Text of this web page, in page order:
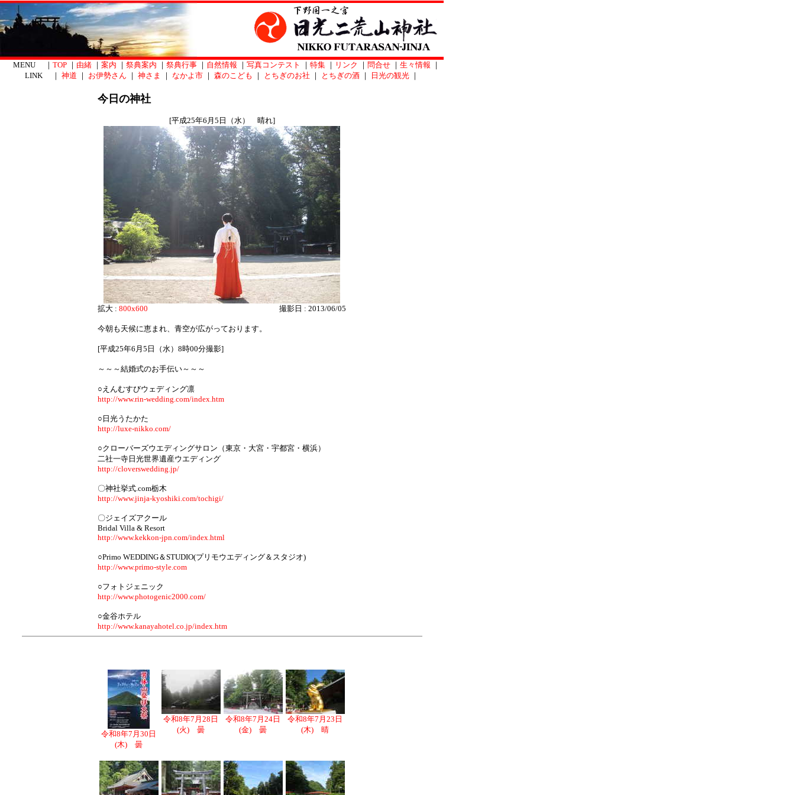
MENU ｜ TOP ｜ 由緒 ｜ 案内 ｜ 祭典案内 ｜ 祭典行事 ｜ 自然情報 ｜ 写真コンテスト ｜ 特集 ｜ リンク ｜ 問合せ ｜ 生々情報 ｜
LINK ｜ 神道 ｜ お伊勢さん ｜ 神さま ｜ なかよ市 ｜ 森のこども ｜ とちぎのお社 ｜ とちぎの酒 ｜ 日光の観光 ｜
今日の神社
[平成25年6月5日（水） 晴れ]
拡大 : 800x600 撮影日 : 2013/06/05
今朝も天候に恵まれ、青空が広がっております。
[平成25年6月5日（水）8時00分撮影]
～～～結婚式のお手伝い～～～
○えんむすびウェディング凛
http://www.rin-wedding.com/index.htm
○日光うたかた
http://luxe-nikko.com/
○クローバーズウエディングサロン（東京・大宮・宇都宮・横浜）
二社一寺日光世界遺産ウエディング
http://cloverswedding.jp/
〇神社挙式.com栃木
http://www.jinja-kyoshiki.com/tochigi/
〇ジェイズアクール
Bridal Villa & Resort
http://www.kekkon-jpn.com/index.html
○Primo WEDDING＆STUDIO(プリモウエディング＆スタジオ)
http://www.primo-style.com
○フォトジェニック
http://www.photogenic2000.com/
○金谷ホテル
http://www.kanayahotel.co.jp/index.htm
令和8年7月30日
(木) 曇
令和8年7月28日
(火) 曇
令和8年7月24日
(金) 曇
令和8年7月23日
(木) 晴